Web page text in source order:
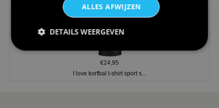
€24,95
I love korfbal t-shirt sport s...
ALLES AFWIJZEN
DETAILS WEERGEVEN